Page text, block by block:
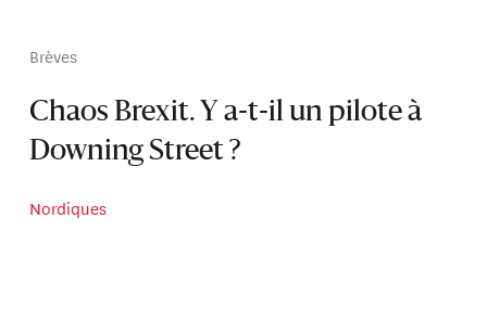
Brèves
Chaos Brexit. Y a-t-il un pilote à
Downing Street ?
Nordiques